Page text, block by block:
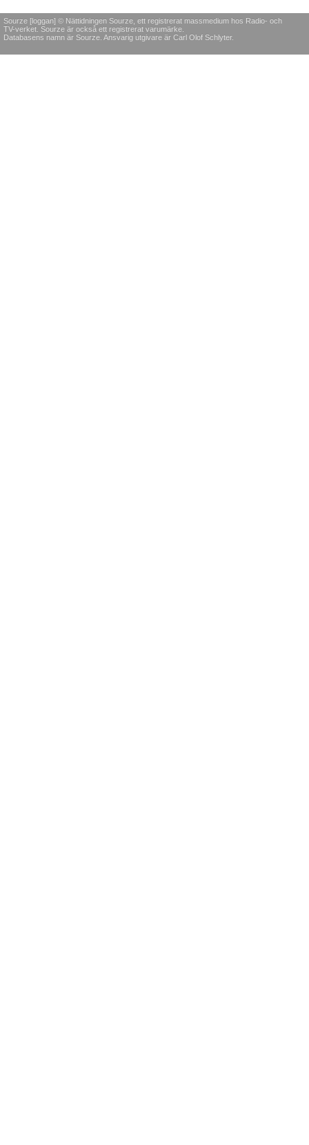
Sourze [loggan] © Nättidningen Sourze, ett registrerat massmedium hos Radio- och
TV-verket. Sourze är också ett registrerat varumärke.
Databasens namn är Sourze. Ansvarig utgivare är Carl Olof Schlyter.